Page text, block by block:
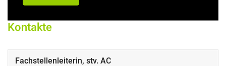
Kontakte
Fachstellenleiterin, stv. AC